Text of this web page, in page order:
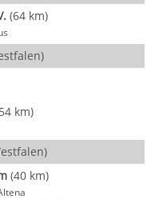
(64 km)
km)
(40 km)